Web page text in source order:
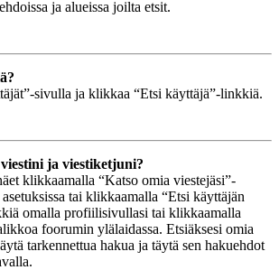
ja alueissa joilta etsit.
sivulla ja klikkaa “Etsi käyttäjä”-linkkiä.
ja viestiketjuni?
klikkaamalla “Katso omia viestejäsi”-
tai klikkaamalla “Etsi käyttäjän
omalla profiilisivullasi tai klikkaamalla
foorumin ylälaidassa. Etsiäksesi omia
tarkennettua hakua ja täytä sen hakuehdot